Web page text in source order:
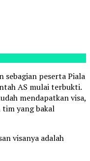
sebagian peserta Piala
AS mulai terbukti.
mendapatkan visa,
tim yang bakal
visanya adalah